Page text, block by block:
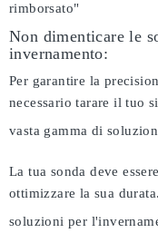
rimborsato"
Non dimenticare le
invernamento:
Per garantire la
necessario tarare il tuo
vasta gamma di
La tua sonda deve
ottimizzare la sua
soluzioni per